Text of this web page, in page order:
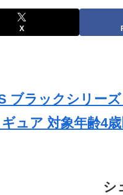
X
ブラックシリー
ュア 対象年齢4歳
シ